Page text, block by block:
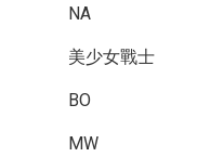
NA
美少女戰士
BO
MW